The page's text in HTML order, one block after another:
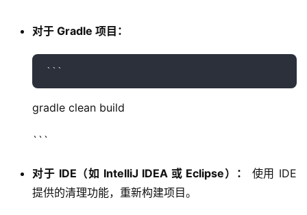
对于 Gradle 项目：
gradle clean build
```
对于 IDE（如 IntelliJ IDEA 或 Eclipse）：
使用 IDE
提供的清理功能，重新构建项目。